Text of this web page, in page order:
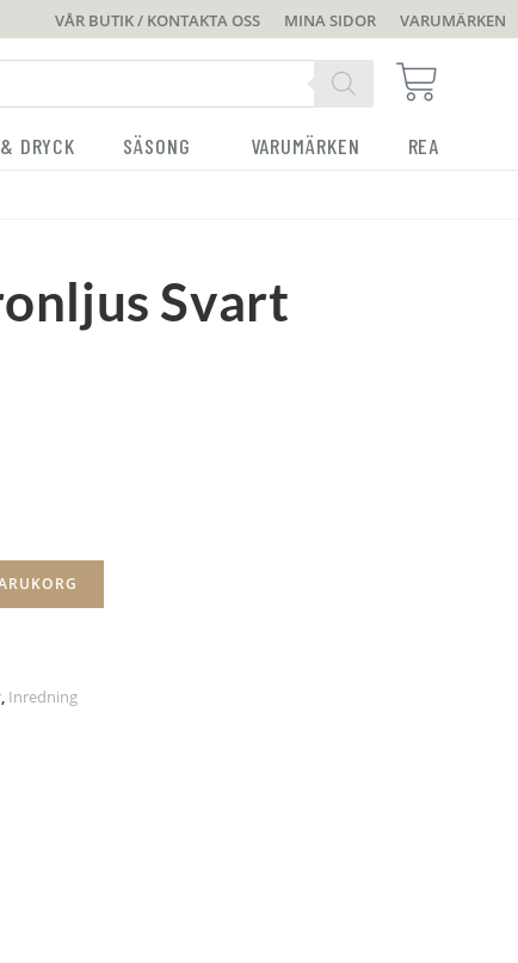
VÅR BUTIK / KONTAKTA OSS MINA SIDOR VARUMÄRKEN
DRYCK SÄSONG VARUMÄRKEN REA
Svart
, Inredning